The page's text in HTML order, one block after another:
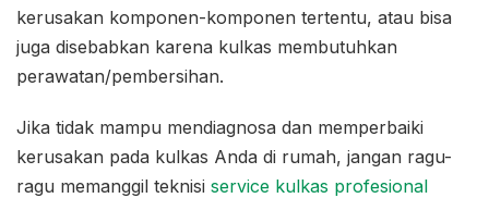
kerusakan komponen-komponen tertentu, atau bisa
juga disebabkan karena kulkas membutuhkan
perawatan/pembersihan.
Jika tidak mampu mendiagnosa dan memperbaiki
kerusakan pada kulkas Anda di rumah, jangan ragu-
ragu memanggil teknisi service kulkas profesional